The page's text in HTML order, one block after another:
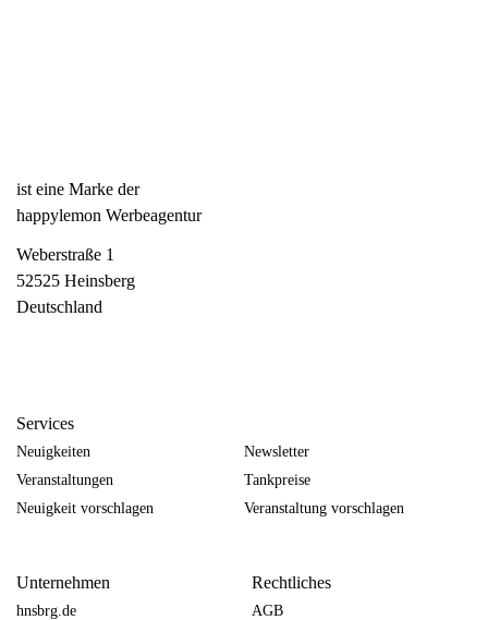
ist eine Marke der
happylemon Werbeagentur
Weberstraße 1
52525 Heinsberg
Deutschland
Services
Neuigkeiten
Newsletter
Veranstaltungen
Tankpreise
Neuigkeit vorschlagen
Veranstaltung vorschlagen
Unternehmen
hnsbrg.de
Rechtliches
AGB